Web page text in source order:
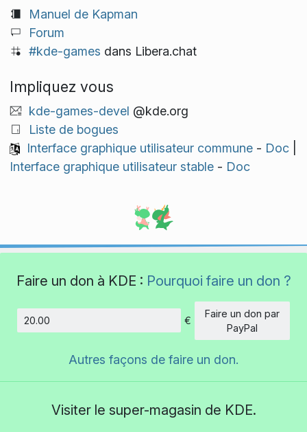
Manuel de Kapman
Forum
#kde-games dans Libera.chat
Impliquez vous
kde-games-devel @kde.org
Liste de bogues
Interface graphique utilisateur commune- Doc|
Interface graphique utilisateur stable- Doc
Faire un don à KDE : Pourquoi faire un don ?
Montant
€
Faire un don par
PayPal
Autres façons de faire un don.
Visiter le super-magasin de KDE.